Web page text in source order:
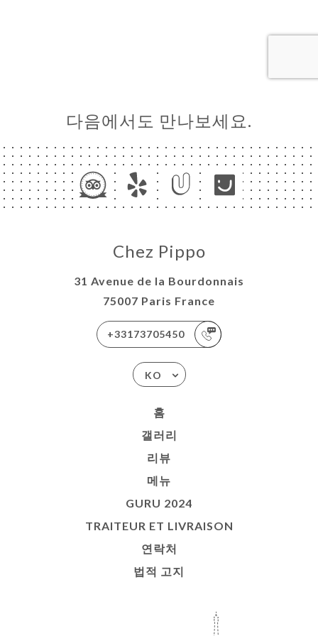
처
다음에서도 만나보세요.
Chez Pippo
31 Avenue de la Bourdonnais
75007 Paris France
+33173705450
KO
홈
갤러리
리뷰
메뉴
GURU 2024
TRAITEUR ET LIVRAISON
연락처
법적 고지